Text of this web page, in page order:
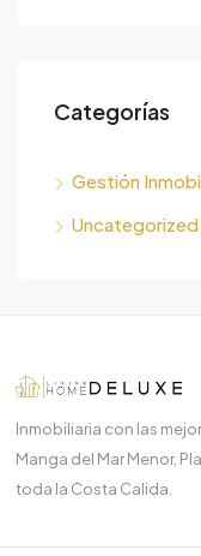
Categorías
Gestión
Uncategorized
Inmobiliaria con las
Manga del Mar Menor,
toda la Costa Calida.